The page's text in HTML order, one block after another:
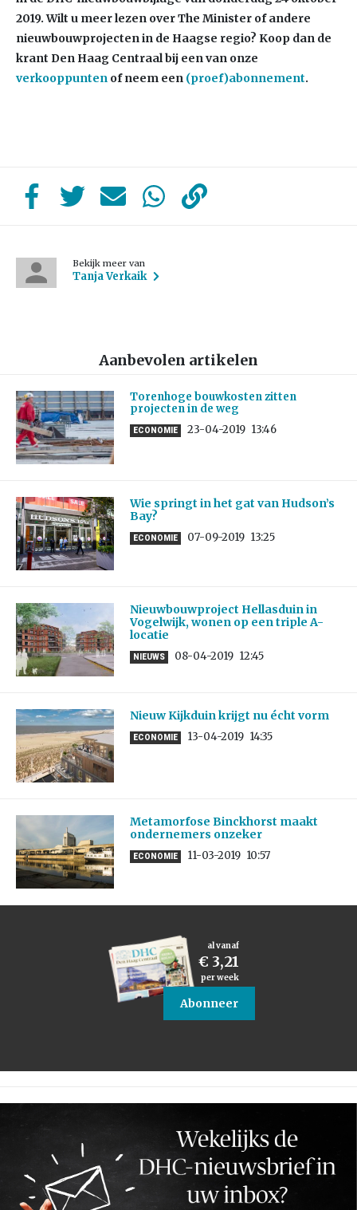
2019. Wilt u meer lezen over The Minister of andere
nieuwbouwprojecten in de Haagse regio? Koop dan de
krant Den Haag Centraal bij een van onze
verkooppunten of neem een (proef)abonnement.
Bekijk meer van
Tanja Verkaik
Aanbevolen artikelen
Torenhoge bouwkosten zitten
projecten in de weg
ECONOMIE 23-04-2019 13:46
Wie springt in het gat van Hudson’s
Bay?
ECONOMIE 07-09-2019 13:25
Nieuwbouwproject Hellasduin in
Vogelwijk, wonen op een triple A-
locatie
NIEUWS 08-04-2019 12:45
Nieuw Kijkduin krijgt nu écht vorm
ECONOMIE 13-04-2019 14:35
Metamorfose Binckhorst maakt
ondernemers onzeker
ECONOMIE 11-03-2019 10:57
al vanaf
€ 3,21
per week
Abonneer